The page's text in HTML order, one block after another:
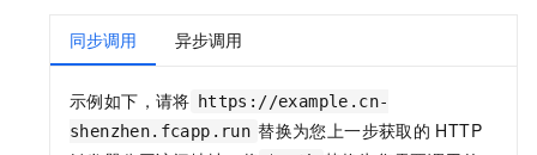
同步调用 异步调用
示例如下，请将 https://example.cn-
shenzhen.fcapp.run 替换为您上一步获取的 HTTP